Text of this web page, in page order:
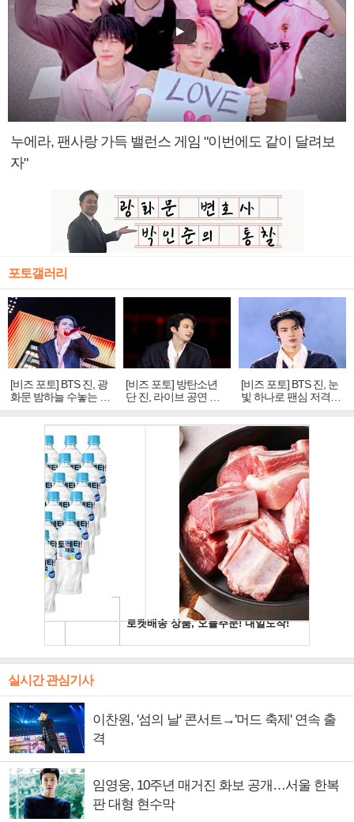
누에라, 팬사랑 가득 밸런스 게임 "이번에도 같이 달려보
자"
포토갤러리
[비즈 포토] BTS 진, 광
화문 밤하늘 수놓는 '비
주얼 킹'의 열창
[비즈 포토] 방탄소년
단 진, 라이브 공연 중
빛나는 독보적 아우라
[비즈 포토] BTS 진, 눈
빛 하나로 팬심 저격…
독보적 카리스마
실시간 관심기사
이찬원, '섬의 날' 콘서트→'머드 축제' 연속 출
격
임영웅, 10주년 매거진 화보 공개…서울 한복
판 대형 현수막